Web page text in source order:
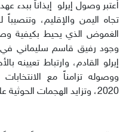
اُعتبر وصول إيرلو إيذاناً ببدء
تجاه اليمن والإقليم، وتنصيباً
الغموض الذي يحيط بكيفية
وجود رفيق قاسم سليماني في
إيرلو القادم، وارتباط تعيينه
ووصوله تزامناً مع
2020، وتزايد الهجمات الحوثية على السعودية.